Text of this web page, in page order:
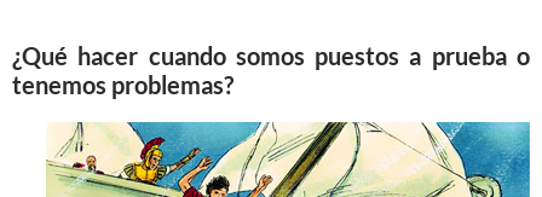
¿Qué hacer cuando somos puestos a prueba o
tenemos problemas?